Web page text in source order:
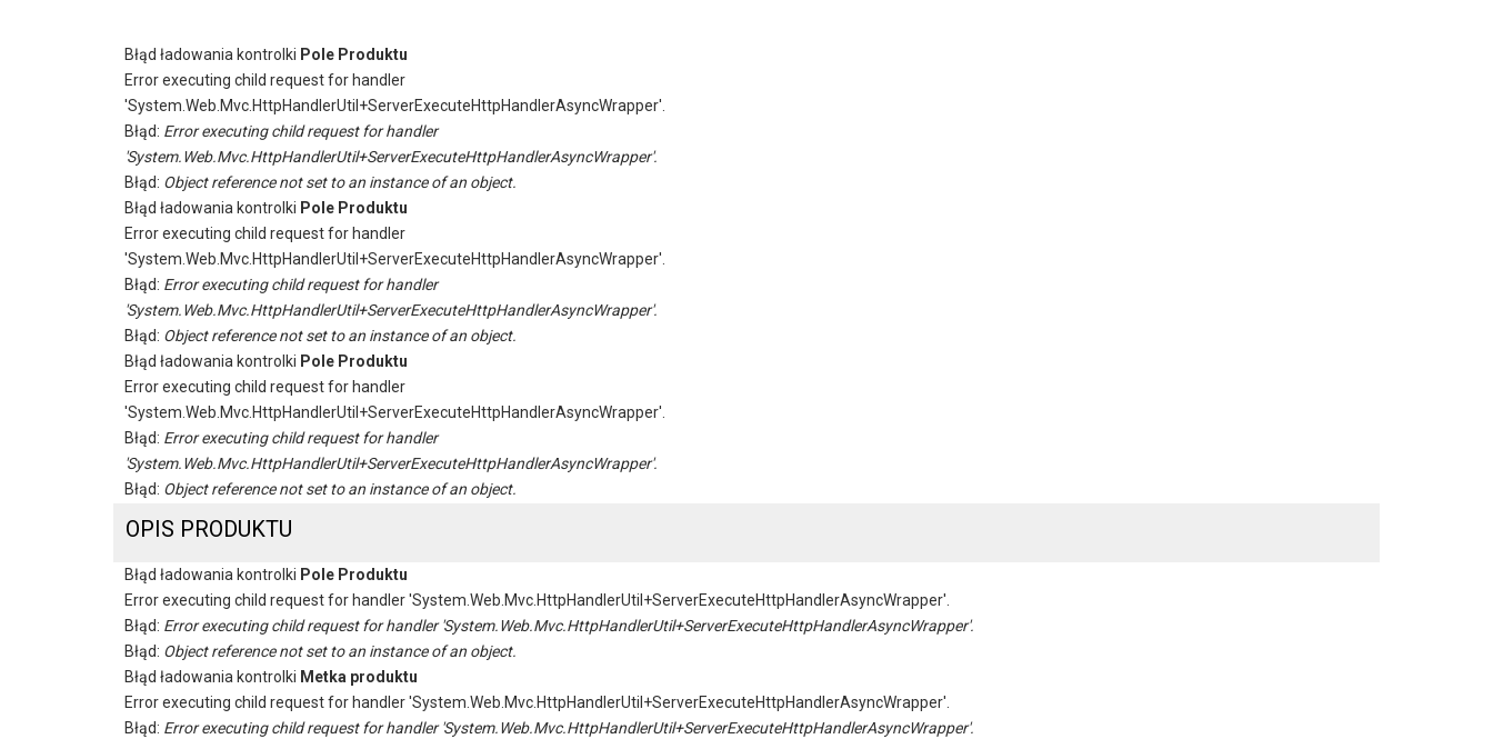
Błąd ładowania kontrolki Pole Produktu
Error executing child request for handler
'System.Web.Mvc.HttpHandlerUtil+ServerExecuteHttpHandlerAsyncWrapper'.
Błąd: Error executing child request for handler
'System.Web.Mvc.HttpHandlerUtil+ServerExecuteHttpHandlerAsyncWrapper'.
Błąd: Object reference not set to an instance of an object.
Błąd ładowania kontrolki Pole Produktu
Error executing child request for handler
'System.Web.Mvc.HttpHandlerUtil+ServerExecuteHttpHandlerAsyncWrapper'.
Błąd: Error executing child request for handler
'System.Web.Mvc.HttpHandlerUtil+ServerExecuteHttpHandlerAsyncWrapper'.
Błąd: Object reference not set to an instance of an object.
Błąd ładowania kontrolki Pole Produktu
Error executing child request for handler
'System.Web.Mvc.HttpHandlerUtil+ServerExecuteHttpHandlerAsyncWrapper'.
Błąd: Error executing child request for handler
'System.Web.Mvc.HttpHandlerUtil+ServerExecuteHttpHandlerAsyncWrapper'.
Błąd: Object reference not set to an instance of an object.
OPIS PRODUKTU
Błąd ładowania kontrolki Pole Produktu
Error executing child request for handler 'System.Web.Mvc.HttpHandlerUtil+ServerExecuteHttpHandlerAsyncWrapper'.
Błąd: Error executing child request for handler 'System.Web.Mvc.HttpHandlerUtil+ServerExecuteHttpHandlerAsyncWrapper'.
Błąd: Object reference not set to an instance of an object.
Błąd ładowania kontrolki Metka produktu
Error executing child request for handler 'System.Web.Mvc.HttpHandlerUtil+ServerExecuteHttpHandlerAsyncWrapper'.
Błąd: Error executing child request for handler 'System.Web.Mvc.HttpHandlerUtil+ServerExecuteHttpHandlerAsyncWrapper'.